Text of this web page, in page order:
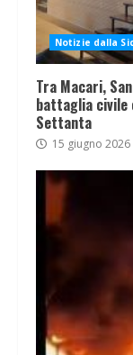
Notizie dalla
Tra Macari,
battaglia civile
Settanta
15 giugno 2026